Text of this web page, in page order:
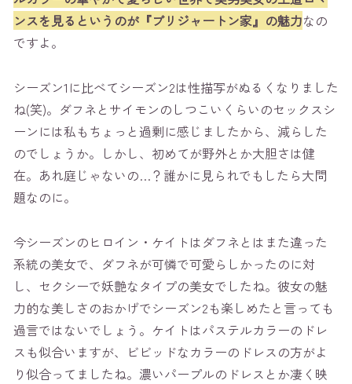
ンスを見るというのが『ブリジャートン家』の魅力なの
ですよ。
シーズン1に比べてシーズン2は性描写がぬるくなりました
ね(笑)。ダフネとサイモンのしつこいくらいのセックスシ
ーンには私もちょっと過剰に感じましたから、減らした
のでしょうか。しかし、初めてが野外とか大胆さは健
在。あれ庭じゃないの…？誰かに見られでもしたら大問
題なのに。
今シーズンのヒロイン・ケイトはダフネとはまた違った
系統の美女で、ダフネが可憐で可愛らしかったのに対
し、セクシーで妖艶なタイプの美女でしたね。彼女の魅
力的な美しさのおかげでシーズン2も楽しめたと言っても
過言ではないでしょう。ケイトはパステルカラーのドレ
スも似合いますが、ビビッドなカラーのドレスの方がよ
り似合ってましたね。濃いパープルのドレスとか凄く映